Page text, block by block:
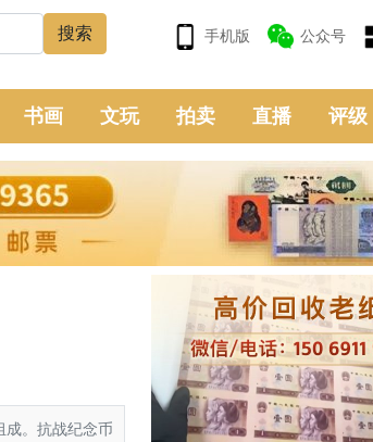
手机版 公众号
书画 文玩 拍卖 直播 评级
。抗战纪念币